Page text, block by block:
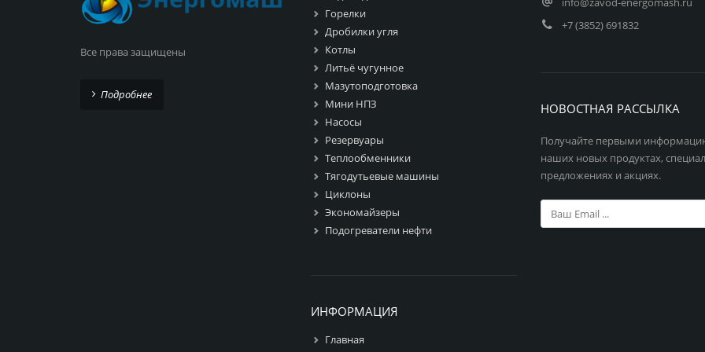
Все права защищены
Подробнее
Горелки
Дробилки угля
Котлы
Литьё чугунное
Мазутоподготовка
Мини НПЗ
Насосы
Резервуары
Теплообменники
Тягодутьевые машины
Циклоны
Экономайзеры
Подогреватели нефти
ИНФОРМАЦИЯ
Главная
+7 (3852) 691832
НОВОСТНАЯ РАССЫЛКА
Получайте первыми
наших новых продуктах,
предложениях и акциях.